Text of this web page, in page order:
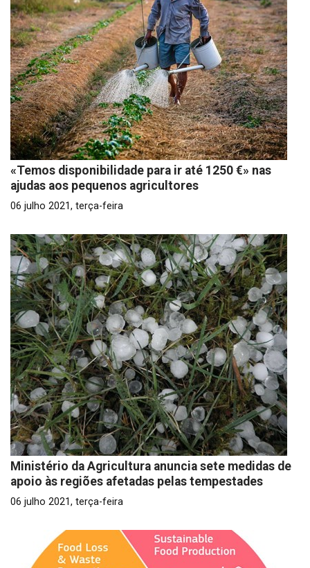
«Temos disponibilidade para ir até 1250 €» nas
ajudas aos pequenos agricultores
06 julho 2021, terça-feira
Ministério da Agricultura anuncia sete medidas de
apoio às regiões afetadas pelas tempestades
06 julho 2021, terça-feira